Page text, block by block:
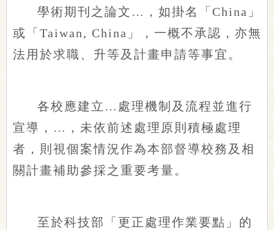
學術期刊之論文…，如掛名「China」
或「Taiwan, China」，一概不承認，亦無
法用於求職、升等及計畫申請等事宜。
各校應建立…處理機制及流程並進行
宣導，…，未依前述處理原則積極處理
者，則視個案情況作為本部督導校務及相
關計畫補助參採之重要考量。
至於科技部「更正處理作業要點」的